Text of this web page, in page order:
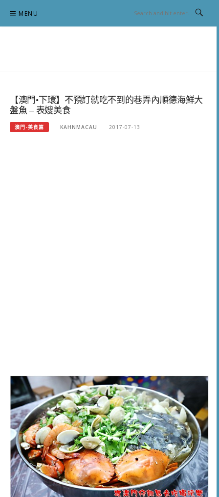
content
MENU
【澳門•下環】不預訂就吃不到的巷弄內順德海鮮大
盤魚 – 表嫂美食
澳門-美食篇 KAHNMACAU 2017-07-13